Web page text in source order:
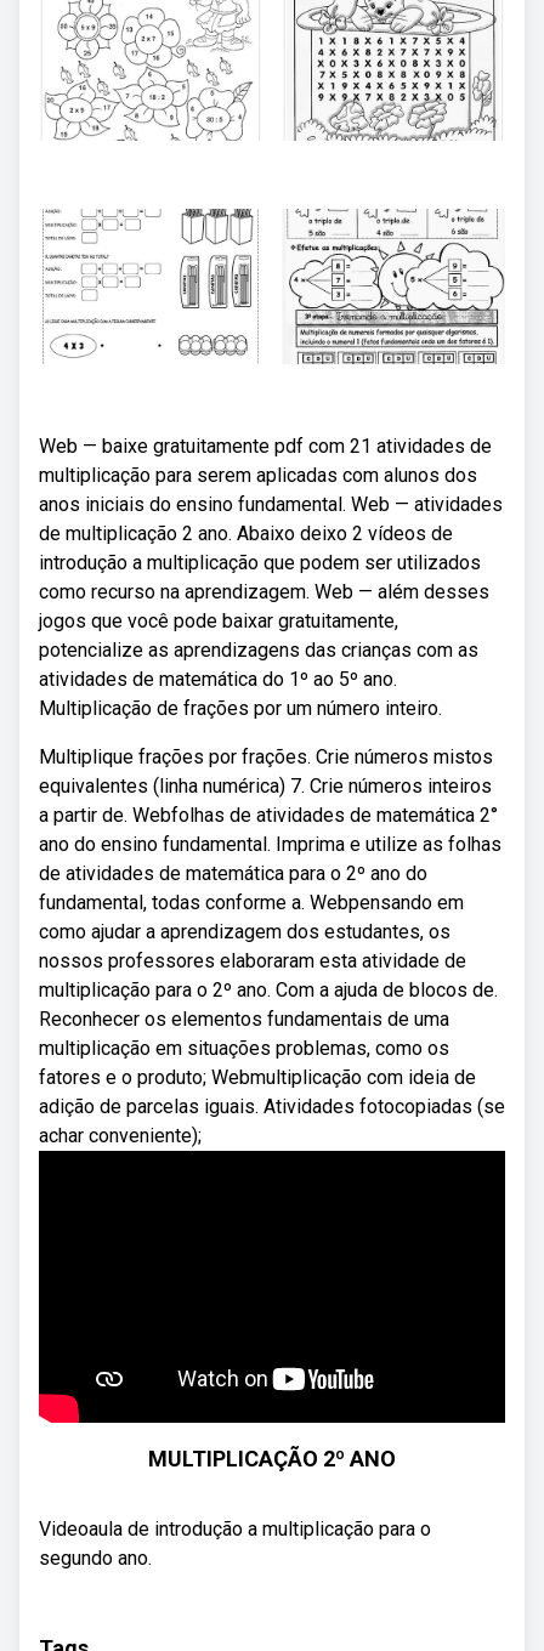
Web — baixe gratuitamente pdf com 21 atividades de
multiplicação para serem aplicadas com alunos dos
anos iniciais do ensino fundamental. Web — atividades
de multiplicação 2 ano. Abaixo deixo 2 vídeos de
introdução a multiplicação que podem ser utilizados
como recurso na aprendizagem. Web — além desses
jogos que você pode baixar gratuitamente,
potencialize as aprendizagens das crianças com as
atividades de matemática do 1º ao 5º ano.
Multiplicação de frações por um número inteiro.
Multiplique frações por frações. Crie números mistos
equivalentes (linha numérica) 7. Crie números inteiros
a partir de. Webfolhas de atividades de matemática 2°
ano do ensino fundamental. Imprima e utilize as folhas
de atividades de matemática para o 2º ano do
fundamental, todas conforme a. Webpensando em
como ajudar a aprendizagem dos estudantes, os
nossos professores elaboraram esta atividade de
multiplicação para o 2º ano. Com a ajuda de blocos de.
Reconhecer os elementos fundamentais de uma
multiplicação em situações problemas, como os
fatores e o produto; Webmultiplicação com ideia de
adição de parcelas iguais. Atividades fotocopiadas (se
achar conveniente);
MULTIPLICAÇÃO 2º ANO
Videoaula de introdução a multiplicação para o
segundo ano.